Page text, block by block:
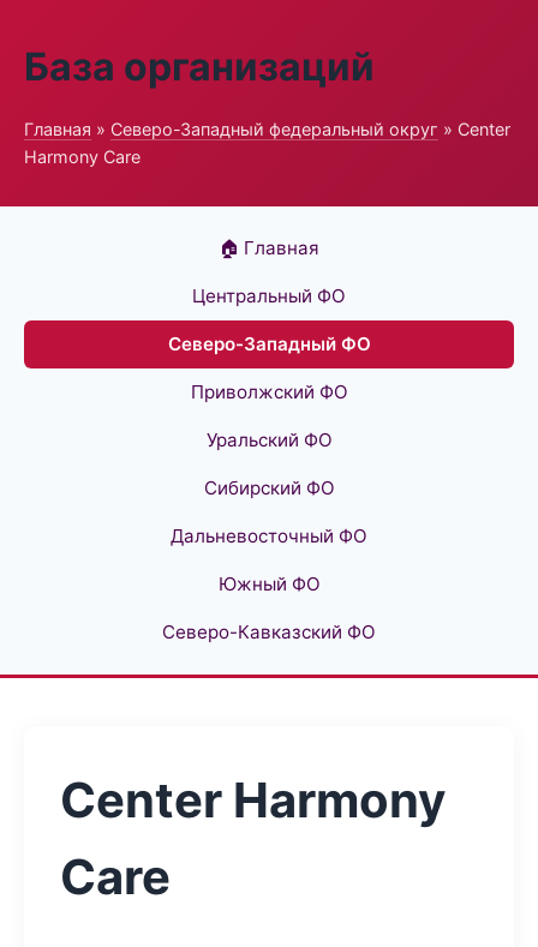
База организаций
Главная » Северо-Западный федеральный округ » Center
Harmony Care
🏠 Главная
Центральный ФО
Северо-Западный ФО
Приволжский ФО
Уральский ФО
Сибирский ФО
Дальневосточный ФО
Южный ФО
Северо-Кавказский ФО
Center Harmony
Care